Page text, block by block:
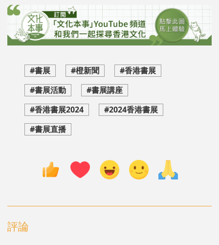
#書展 #橙新聞
#香港書展
#書展活動
#書展講座
#香港書展2024
#2024香港書展
#書展直播
評論